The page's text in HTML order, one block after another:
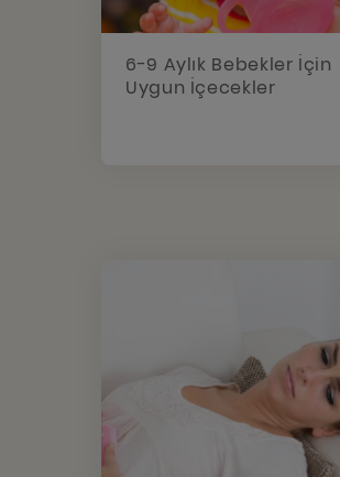
6-9 Aylık Bebekler İçin
Uygun İçecekler